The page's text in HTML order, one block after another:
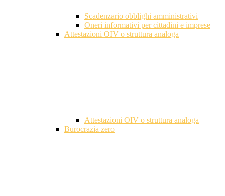
Scadenzario obblighi amministrativi
Oneri informativi per cittadini e imprese
Attestazioni OIV o struttura analoga
Attestazioni OIV o struttura analoga
Burocrazia zero